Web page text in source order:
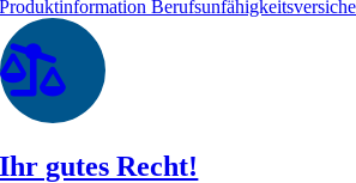
Produktinformation
Ihr gutes Recht!